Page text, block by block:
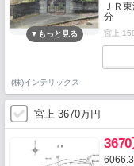
ＪＲ
分
宮上
(株)インテリックス
宮上 3670万円